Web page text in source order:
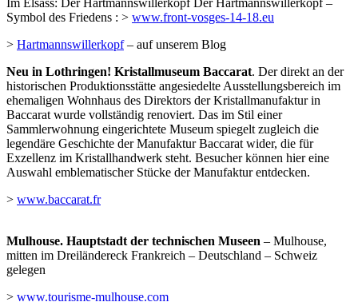
Im Elsass: Der Hartmannswillerkopf Der Hartmannswillerkopf –
Symbol des Friedens : > www.front-vosges-14-18.eu
> Hartmannswillerkopf– auf unserem Blog
Neu in Lothringen! Kristallmuseum Baccarat. Der direkt an der
historischen Produktionsstätte angesiedelte Ausstellungsbereich im
ehemaligen Wohnhaus des Direktors der Kristallmanufaktur in
Baccarat wurde vollständig renoviert. Das im Stil einer
Sammlerwohnung eingerichtete Museum spiegelt zugleich die
legendäre Geschichte der Manufaktur Baccarat wider, die für
Exzellenz im Kristallhandwerk steht. Besucher können hier eine
Auswahl emblematischer Stücke der Manufaktur entdecken.
> www.baccarat.fr
Mulhouse. Hauptstadt der technischen Museen – Mulhouse,
mitten im Dreiländereck Frankreich – Deutschland – Schweiz
gelegen
> www.tourisme-mulhouse.com